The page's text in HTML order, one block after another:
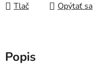
Tlač Opýtať sa
Popis